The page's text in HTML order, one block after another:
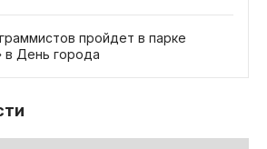
пройдет в парке
в День города